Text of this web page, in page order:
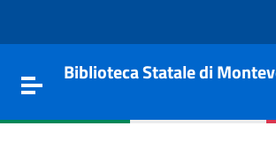
Toggle navigation
Biblioteca Statale di